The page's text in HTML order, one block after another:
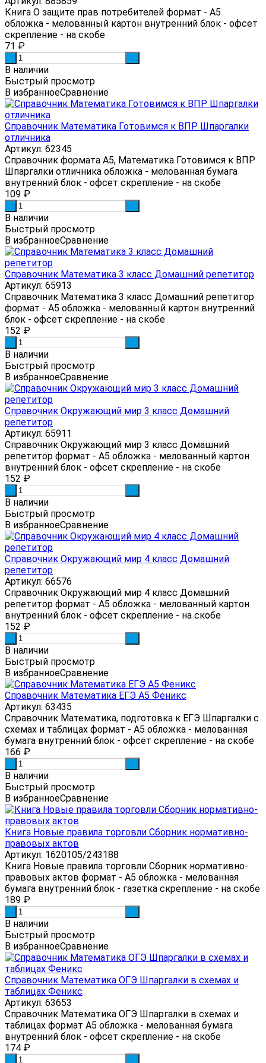
Книга О защите прав потребителей формат - А5
обложка - мелованный картон внутренний блок - офсет
скрепление - на скобе
71 ₽
В наличии
Быстрый просмотр
В избранноеСравнение
Справочник Математика Готовимся к ВПР Шпаргалки
отличника
Артикул: 62345
Справочник формата А5, Математика Готовимся к ВПР
Шпаргалки отличника обложка - мелованная бумага
внутренний блок - офсет скрепление - на скобе
109 ₽
В наличии
Быстрый просмотр
В избранноеСравнение
Справочник Математика 3 класс Домашний репетитор
Артикул: 65913
Справочник Математика 3 класс Домашний репетитор
формат - А5 обложка - мелованный картон внутренний
блок - офсет скрепление - на скобе
152 ₽
В наличии
Быстрый просмотр
В избранноеСравнение
Справочник Окружающий мир 3 класс Домашний
репетитор
Артикул: 65911
Справочник Окружающий мир 3 класс Домашний
репетитор формат - А5 обложка - мелованный картон
внутренний блок - офсет скрепление - на скобе
152 ₽
В наличии
Быстрый просмотр
В избранноеСравнение
Справочник Окружающий мир 4 класс Домашний
репетитор
Артикул: 66576
Справочник Окружающий мир 4 класс Домашний
репетитор формат - А5 обложка - мелованный картон
внутренний блок - офсет скрепление - на скобе
152 ₽
В наличии
Быстрый просмотр
В избранноеСравнение
Справочник Математика ЕГЭ А5 Феникс
Артикул: 63435
Справочник Математика, подготовка к ЕГЭ Шпаргалки с
схемах и таблицах формат - А5 обложка - мелованная
бумага внутренний блок - офсет скрепление - на скобе
166 ₽
В наличии
Быстрый просмотр
В избранноеСравнение
Книга Новые правила торговли Сборник нормативно-
правовых актов
Артикул: 1620105/243188
Книга Новые правила торговли Сборник нормативно-
правовых актов формат - А5 обложка - мелованная
бумага внутренний блок - газетка скрепление - на скобе
189 ₽
В наличии
Быстрый просмотр
В избранноеСравнение
Справочник Математика ОГЭ Шпаргалки в схемах и
таблицах Феникс
Артикул: 63653
Справочник Математика ОГЭ Шпаргалки в схемах и
таблицах формат А5 обложка - мелованная бумага
внутренний блок - офсет скрепление - на скобе
174 ₽